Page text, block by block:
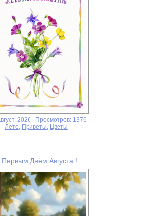
2026 | Просмотров: 1376
Лето, Приветы, Цветы
Днём Августа !